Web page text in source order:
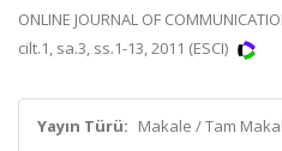
ONLINE JOURNAL OF
cilt.1, sa.3, ss.1-13, 2011 (ESCI)
Yayın Türü: Makale / Tam